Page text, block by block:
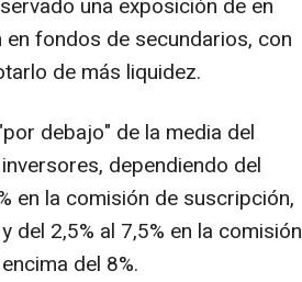
una exposición de en
fondos de secundarios, con
de más liquidez.
debajo" de la media del
dependiendo del
en la comisión de suscripción,
del 2,5% al 7,5% en la comisión
del 8%.